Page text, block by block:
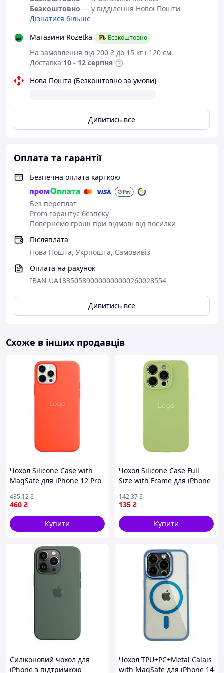
Всередині чохол покритий мікроволокна, яке
ідеально захищає екран телефону від подряпин
при відповіді на телефонні дзвінки
Дизайн чохла з відкривається кришкою збоку
підкреслює індивідуальний стиль власника
Матеріал: верх - штучна шкіра вищої якості,
Колір: темно-синій
Безкоштовно — у відділення Нової Пошти
Дізнатися більше
Магазини Rozetka
Безкоштовно
На замовлення від 200 ₴ до 15 кг і 120 см
Доставка 10 - 12 серпня
Нова Пошта (Безкоштовно за умови)
Дивитись все
Оплата та гарантії
Безпечна оплата карткою
Без переплат
Prom гарантує безпеку
Повернемо гроші при відмові від посилки
Післяплата
Нова Пошта, Укрпошта, Самовивіз
Оплата на рахунок
IBAN UA183505890000000000260028554
Дивитись все
Схоже в інших продавців
Чохол Silicone Case with
MagSafe для iPhone 12 Pro
(17002638)
460 ₴
485.12₴
Купити
Чохол Silicone Case Full
Size with Frame для iPhone
(17004049)
135 ₴
142.37₴
Купити
Силіконовий чохол для
iPhone з підтримкою
Чохол TPU+PC+Metal Calais
with MagSafe для iPhone 14